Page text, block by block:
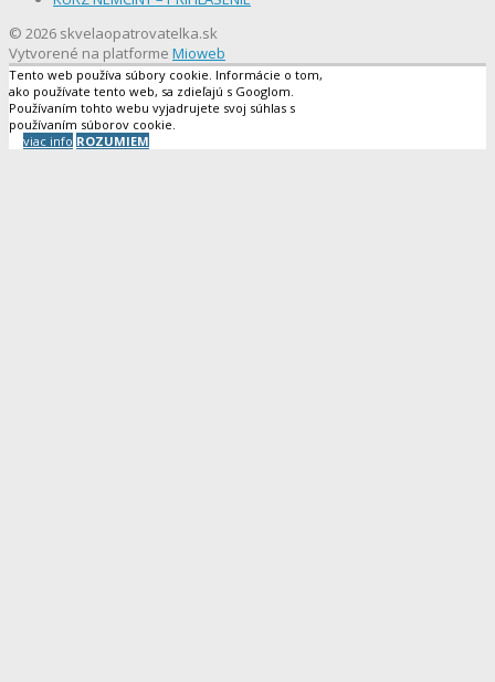
© 2026 skvelaopatrovatelka.sk
Vytvorené na platforme Mioweb
Tento web používa súbory cookie. Informácie o tom,
ako používate tento web, sa zdieľajú s Googlom.
Používaním tohto webu vyjadrujete svoj súhlas s
používaním súborov cookie.
viac info ROZUMIEM